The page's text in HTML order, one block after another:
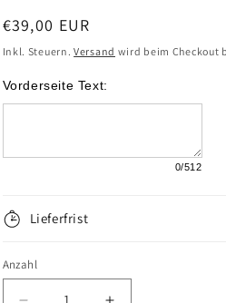
Normaler
Preis
€39,00 EUR
Inkl. Steuern.Versand wird beim Checkout
Vorderseite Text:
0/512
Lieferfrist
Anzahl